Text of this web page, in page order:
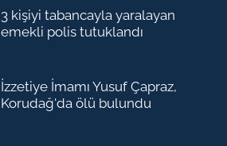
3 kişiyi tabancayla yaralayan
emekli polis tutuklandı
İzzetiye İmamı Yusuf Çapraz,
Korudağ'da ölü bulundu